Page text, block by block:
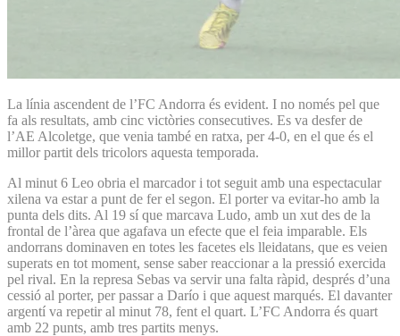
La línia ascendent de l’FC Andorra és evident. I no només pel que
fa als resultats, amb cinc victòries consecutives. Es va desfer de
l’AE Alcoletge, que venia també en ratxa, per 4-0, en el que és el
millor partit dels tricolors aquesta temporada.
Al minut 6 Leo obria el marcador i tot seguit amb una espectacular
xilena va estar a punt de fer el segon. El porter va evitar-ho amb la
punta dels dits. Al 19 sí que marcava Ludo, amb un xut des de la
frontal de l’àrea que agafava un efecte que el feia imparable. Els
andorrans dominaven en totes les facetes els lleidatans, que es veien
superats en tot moment, sense saber reaccionar a la pressió exercida
pel rival. En la represa Sebas va servir una falta ràpid, després d’una
cessió al porter, per passar a Darío i que aquest marqués. El davanter
argentí va repetir al minut 78, fent el quart. L’FC Andorra és quart
amb 22 punts, amb tres partits menys.